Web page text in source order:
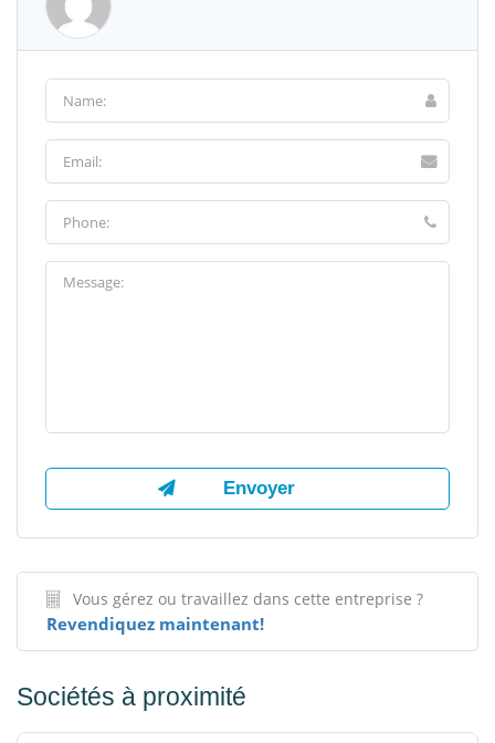
Vous gérez ou travaillez dans cette entreprise ?
Revendiquez maintenant!
Sociétés à proximité